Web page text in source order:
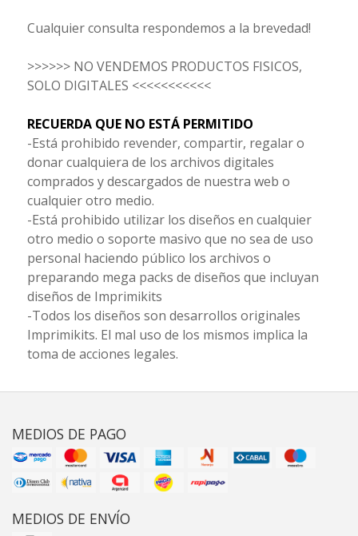
Cualquier consulta respondemos a la brevedad!
>>>>>> NO VENDEMOS PRODUCTOS FISICOS,
SOLO DIGITALES <<<<<<<<<<<
RECUERDA QUE NO ESTÁ PERMITIDO
-Está prohibido revender, compartir, regalar o
donar cualquiera de los archivos digitales
comprados y descargados de nuestra web o
cualquier otro medio.
-Está prohibido utilizar los diseños en cualquier
otro medio o soporte masivo que no sea de uso
personal haciendo público los archivos o
preparando mega packs de diseños que incluyan
diseños de Imprimikits
-Todos los diseños son desarrollos originales
Imprimikits. El mal uso de los mismos implica la
toma de acciones legales.
MEDIOS DE PAGO
MEDIOS DE ENVÍO